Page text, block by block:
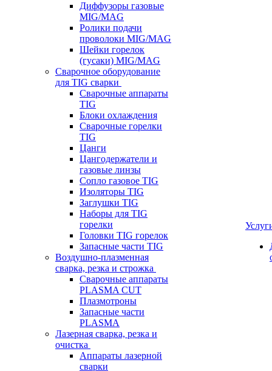
Диффузоры газовые
MIG/MAG
Ролики подачи
проволоки MIG/MAG
Шейки горелок
(гусаки) MIG/MAG
Сварочное оборудование
для TIG сварки
Сварочные аппараты
TIG
Блоки охлаждения
Сварочные горелки
TIG
Цанги
Цангодержатели и
газовые линзы
Сопло газовое TIG
Изоляторы TIG
Заглушки TIG
Наборы для TIG
горелки
Головки TIG горелок
Запасные части TIG
Воздушно-плазменная
сварка, резка и строжка
Сварочные аппараты
PLASMA CUT
Плазмотроны
Запасные части
PLASMA
Лазерная сварка, резка и
очистка
Аппараты лазерной
сварки